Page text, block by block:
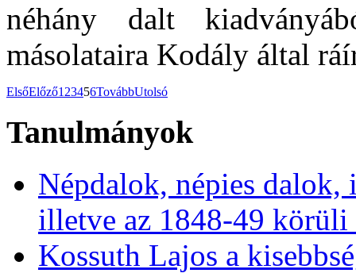
néhány dalt
másolataira Kodály által
ElsőElőző1 23456TovábbUtolsó
Tanulmányok
Népdalok, népies dalok,
illetve az 1848-49
Kossuth Lajos a